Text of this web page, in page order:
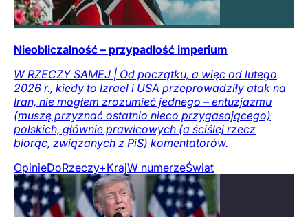
Nieobliczalność – przypadłość imperium
W RZECZY SAMEJ | Od początku, a więc od lutego
2026 r., kiedy to Izrael i USA przeprowadziły atak na
Iran, nie mogłem zrozumieć jednego – entuzjazmu
(muszę przyznać ostatnio nieco przygasającego)
polskich, głównie prawicowych (a ściślej rzecz
biorąc, związanych z PiS) komentatorów.
OpinieDoRzeczy+KrajW numerzeŚwiat